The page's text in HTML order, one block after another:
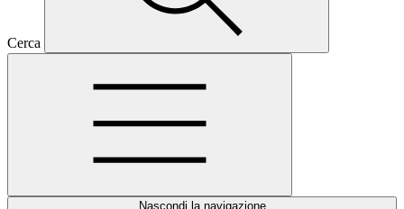
Cerca
Nascondi la navigazione